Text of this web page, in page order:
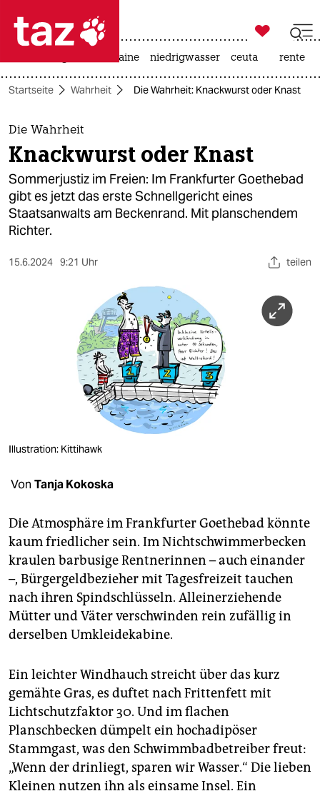
 taz zahl ich
taz zahl ich
themen
politik
öko
gesellschaft
kultur
verlag
fragen & hilfe
unterstützen
abo
genossenschaft
epaper login

taz zahl ich
krieg in der ukraine niedrigwasser ceuta rente
Startseite Wahrheit Die Wahrheit: Knackwurst oder Knast
Die Wahrheit
Knackwurst oder Knast
Sommerjustiz im Freien: Im Frankfurter Goethebad
gibt es jetzt das erste Schnellgericht eines
Staatsanwalts am Beckenrand. Mit planschendem
Richter.
15.6.2024 9:21 Uhr teilen
Illustration: Kittihawk
Von Tanja Kokoska
Die Atmosphäre im Frankfurter Goethebad könnte
kaum friedlicher sein. Im Nichtschwimmerbecken
kraulen barbusige Rentnerinnen – auch einander
–, Bürgergeldbezieher mit Tagesfreizeit tauchen
nach ihren Spindschlüsseln. Alleinerziehende
Mütter und Väter verschwinden rein zufällig in
derselben Umkleidekabine.
Ein leichter Windhauch streicht über das kurz
gemähte Gras, es duftet nach Frittenfett mit
Lichtschutzfaktor 30. Und im flachen
Planschbecken dümpelt ein hochadipöser
Stammgast, was den Schwimmbadbetreiber freut:
„Wenn der drinliegt, sparen wir Wasser.“ Die lieben
Kleinen nutzen ihn als einsame Insel. Ein